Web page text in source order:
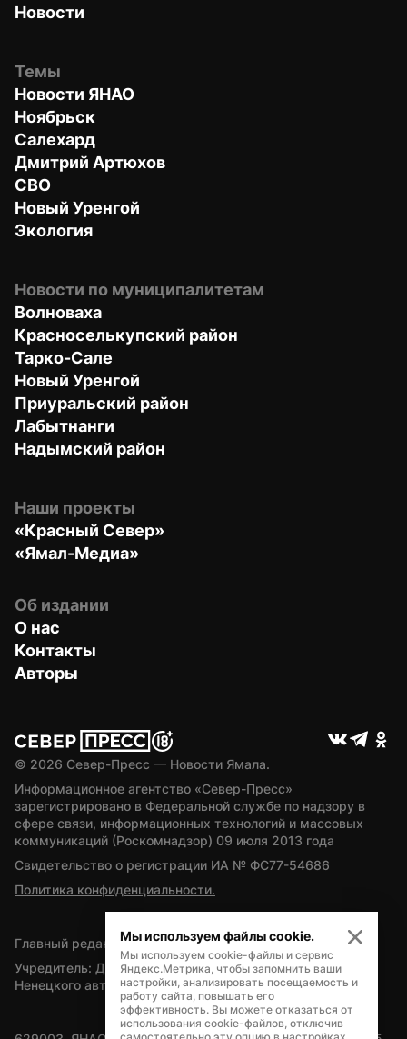
Новости
Темы
Новости ЯНАО
Ноябрьск
Салехард
Дмитрий Артюхов
СВО
Новый Уренгой
Экология
Новости по муниципалитетам
Волноваха
Красноселькупский район
Тарко-Сале
Новый Уренгой
Приуральский район
Лабытнанги
Надымский район
Наши проекты
«Красный Север»
«Ямал-Медиа»
Об издании
О нас
Контакты
Авторы
© 2026 Север-Пресс — Новости Ямала.
Информационное агентство «Север-Пресс»
зарегистрировано в Федеральной службе по надзору в
сфере связи, информационных технологий и массовых
коммуникаций (Роскомнадзор) 09 июля 2013 года
Свидетельство о регистрации ИА № ФС77-54686
Политика конфиденциальности.
Главный редактор — А.Л. Поздеев
Учредитель: Департамент внутренней политики Ямало-
Ненецкого автономного округа
Мы используем файлы cookie.
Мы используем cookie-файлы и сервис
Яндекс.Метрика, чтобы запомнить ваши
настройки, анализировать посещаемость и
работу сайта, повышать его
эффективность. Вы можете отказаться от
использования cookie-файлов, отключив